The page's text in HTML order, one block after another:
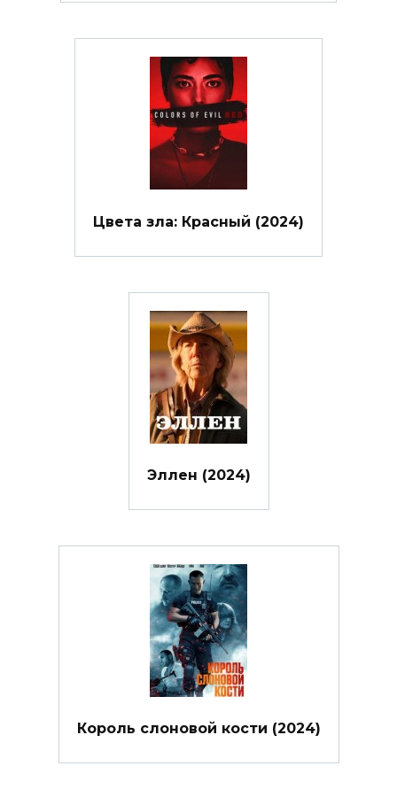
Цвета зла: Красный (2024)
Эллен (2024)
Король слоновой кости (2024)